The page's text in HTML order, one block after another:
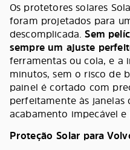
Os protetores solares
foram projetados para
descomplicada.Sem
sempre um ajuste
ferramentas ou cola, e a
minutos, sem o risco de
painel é cortado com
perfeitamente às
acabamento impecável
Proteção Solar para